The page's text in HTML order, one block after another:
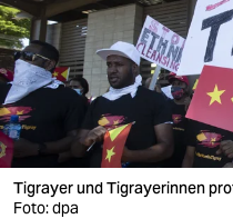
nord
wahrheit
verlag
verlag
veranstaltungen
Tigrayer und Tigrayerinnen
Foto: dpa